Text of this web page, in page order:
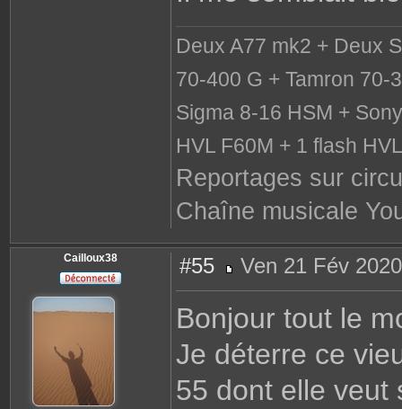
Deux A77 mk2 + Deux
70-400 G + Tamron 70-
Sigma 8-16 HSM +
HVL F60M + 1 flash
Reportages sur
Chaîne musicale
Cailloux38 #55
e
a
e
Ven 21 Fév
Bonjour tout le
Je déterre ce
55 dont elle veut